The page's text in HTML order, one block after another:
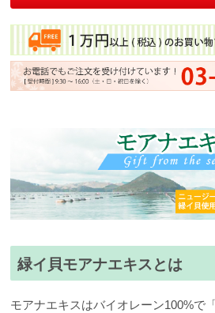
緑イ貝モアナエキスとは
モアナエキスはバイオレーン100%で